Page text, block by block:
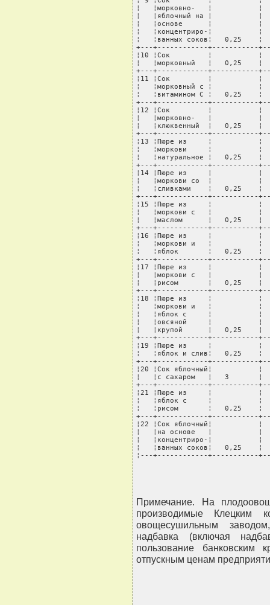
¦   ¦морковно-   ¦
¦   ¦яблочный на ¦
¦   ¦основе      ¦
¦   ¦концентриро-¦
¦   ¦ванных соков¦   0,25
+---+------------+-----------
¦10 ¦Сок         ¦
¦   ¦морковный   ¦   0,25
+---+------------+-----------
¦11 ¦Сок         ¦
¦   ¦морковный с ¦
¦   ¦витамином C ¦   0,25
+---+------------+-----------
¦12 ¦Сок         ¦
¦   ¦морковно-   ¦
¦   ¦клюквенный  ¦   0,25
+---+------------+-----------
¦13 ¦Пюре из     ¦
¦   ¦моркови     ¦
¦   ¦натуральное ¦   0,25
+---+------------+-----------
¦14 ¦Пюре из     ¦
¦   ¦моркови со  ¦
¦   ¦сливками    ¦   0,25
+---+------------+-----------
¦15 ¦Пюре из     ¦
¦   ¦моркови с   ¦
¦   ¦маслом      ¦   0,25
+---+------------+-----------
¦16 ¦Пюре из     ¦
¦   ¦моркови и   ¦
¦   ¦яблок       ¦   0,25
+---+------------+-----------
¦17 ¦Пюре из     ¦
¦   ¦моркови с   ¦
¦   ¦рисом       ¦   0,25
+---+------------+-----------
¦18 ¦Пюре из     ¦
¦   ¦моркови и   ¦
¦   ¦яблок с     ¦
¦   ¦овсяной     ¦
¦   ¦крупой      ¦   0,25
+---+------------+-----------
¦19 ¦Пюре из     ¦
¦   ¦яблок и слив¦   0,25
+---+------------+-----------
¦20 ¦Сок яблочный¦
¦   ¦с сахаром   ¦   3
+---+------------+-----------
¦21 ¦Пюре из     ¦
¦   ¦яблок с     ¦
¦   ¦рисом       ¦   0,25
+---+------------+-----------
¦22 ¦Сок яблочный¦
¦   ¦на основе   ¦
¦   ¦концентриро-¦
¦   ¦ванных соков¦   0,25
¦---+------------+-----------
Примечание. На
производимые Клецким
овощесушильным
надбавка (включая
пользование
отпускным ценам